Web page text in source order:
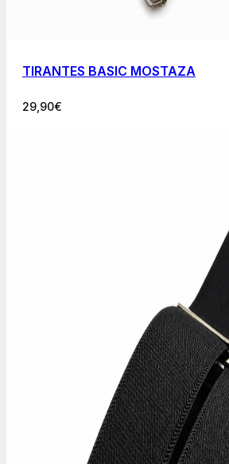
TIRANTES BASIC MOSTAZA
29,90€